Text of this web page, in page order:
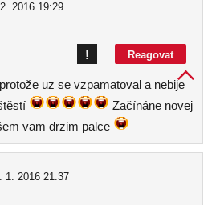
2. 2016 19:29
Reagovat
!
uz se vzpamatoval a nebije
Začínáne novej
vam drzim palce
1. 2016 21:37